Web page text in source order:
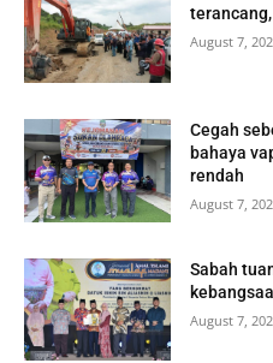
August 7,
Cegah
bahaya
rendah
August 7,
Sabah
August 7,